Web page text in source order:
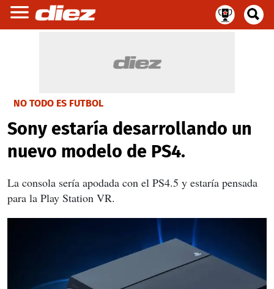
NO TODO ES FUTBOL
Sony estaría desarrollando un
nuevo modelo de PS4.
La consola sería apodada con el PS4.5 y estaría pensada
para la Play Station VR.